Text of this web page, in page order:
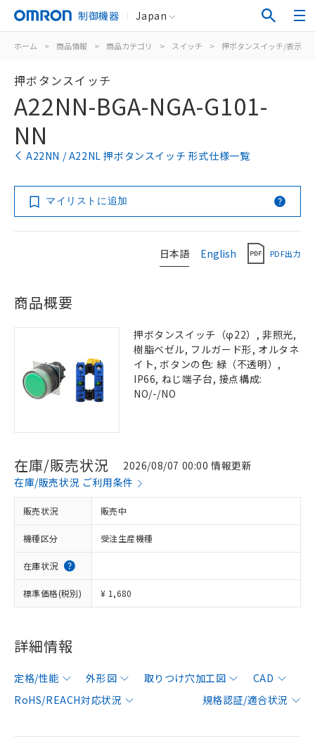
制御機器 Japan
ホーム > 商品情報 > 商品カテゴリ > スイッチ > 押ボタンスイッチ/表示灯
押ボタンスイッチ
A22NN-BGA-NGA-G101-
NN
A22NN / A22NL 押ボタンスイッチ 形式仕様一覧
マイリストに追加
日本語 English PDF出力
商品概要
押ボタンスイッチ（φ22）, 非照光,
樹脂ベゼル, フルガード形, オルタネ
イト, ボタンの色: 緑（不透明）,
IP66, ねじ端子台, 接点構成:
NO/-/NO
在庫/販売状況
2026/08/07 00:00 情報更新
在庫/販売状況 ご利用条件
販売状況 販売中
機種区分 受注生産機種
在庫状況
標準価格(税別) ¥ 1,680
詳細情報
定格/性能 外形図 取りつけ穴加工図
CAD
RoHS/REACH対応状況
規格認証/適合状況